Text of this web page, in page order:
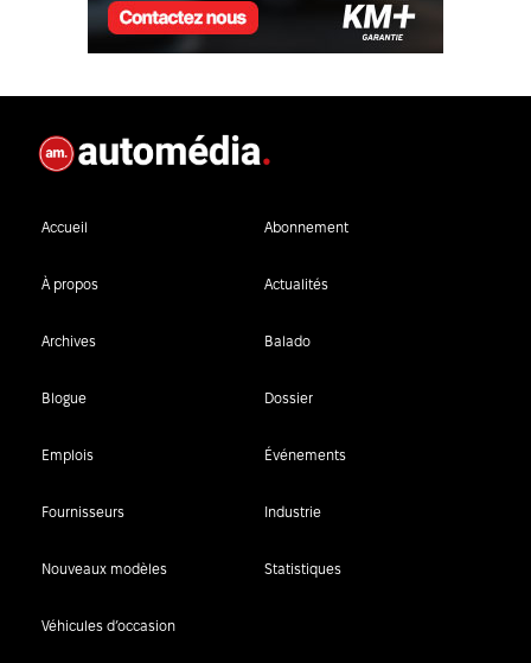
Accueil Abonnement
À propos Actualités
Archives Balado
Blogue Dossier
Emplois Événements
Fournisseurs Industrie
Nouveaux modèles Statistiques
Véhicules d’occasion